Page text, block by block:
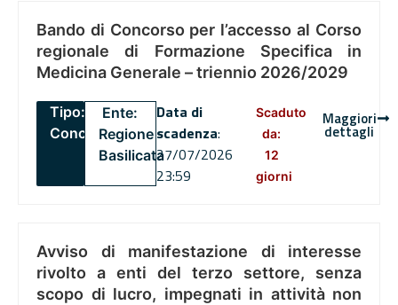
Bando di Concorso per l’accesso al Corso
regionale di Formazione Specifica in
Medicina Generale – triennio 2026/2029
Tipo:
Concorsi
Ente:
Regione
Basilicata
Data di
scadenza:
27/07/2026
23:59
Scaduto
da:
12
giorni
Maggiori
dettagli
Avviso di manifestazione di interesse
rivolto a enti del terzo settore, senza
scopo di lucro, impegnati in attività non